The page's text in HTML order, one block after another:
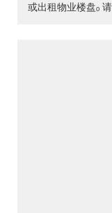
或出租物业楼盘ₒ